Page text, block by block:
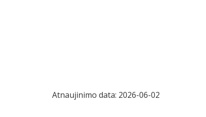
Atnaujinimo data: 2026-06-02